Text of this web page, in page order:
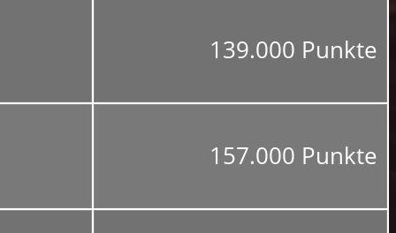
139.000 Punkte
157.000 Punkte